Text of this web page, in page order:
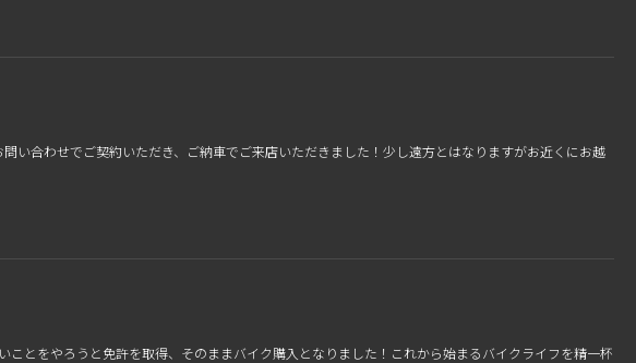
い合わせでご契約いただき、ご納車でご来店いただきました！少し遠方とはなりますがお近くにお越
とをやろうと免許を取得、そのままバイク購入となりました！これから始まるバイクライフを精一杯